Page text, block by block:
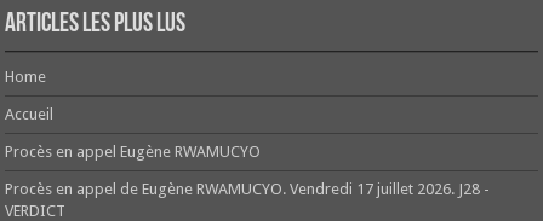
Articles les plus lus
Home
Accueil
Procès en appel Eugène RWAMUCYO
Procès en appel de Eugène RWAMUCYO. Vendredi 17 juillet 2026. J28 -
VERDICT